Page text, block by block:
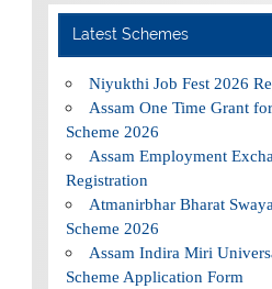
Latest Schemes
Niyukthi Job Fest 2026
Assam One Time Grant
Scheme 2026
Assam Employment
Registration
Atmanirbhar Bharat
Scheme 2026
Assam Indira Miri
Scheme Application Form